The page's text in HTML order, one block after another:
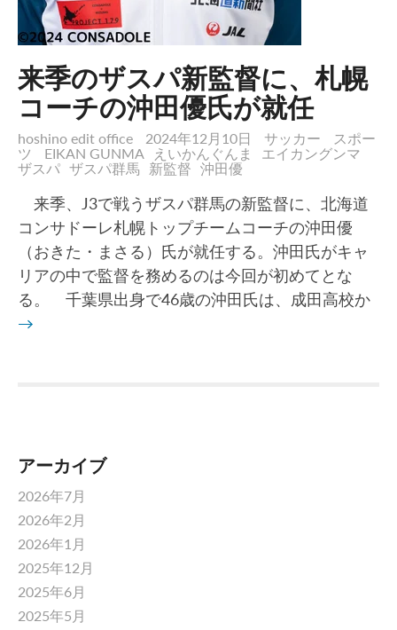
来季のザスパ新監督に、札幌
コーチの沖田優氏が就任
hoshino edit office 2024年12月10日 サッカー
スポー
ツ
EIKAN GUNMA えいかんぐんま
エイカングンマ
ザスパ ザスパ群馬 新監督 沖田優
来季、J3で戦うザスパ群馬の新監督に、北海道
コンサドーレ札幌トップチームコーチの沖田優
（おきた・まさる）氏が就任する。沖田氏がキャ
リアの中で監督を務めるのは今回が初めてとな
る。 千葉県出身で46歳の沖田氏は、成田高校か
→
アーカイブ
2026年7月
2026年2月
2026年1月
2025年12月
2025年6月
2025年5月